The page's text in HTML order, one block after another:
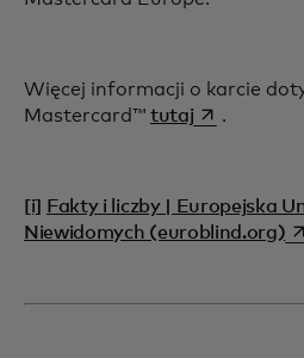
Więcej informacji o karcie
Mastercard™ tutajopens in a
.
[i]
Fakty i liczby | Europejska
Niewidomych (euroblind.org)